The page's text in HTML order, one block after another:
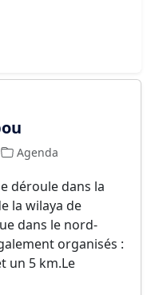
Agenda
déroule dans la
la wilaya de
dans le nord-
organisés :
un 5 km.Le